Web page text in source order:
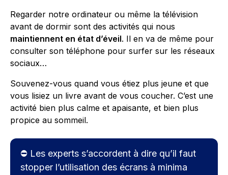
Regarder notre ordinateur ou même la télévision
avant de dormir sont des activités qui nous
maintiennent en état d’éveil. Il en va de même pour
consulter son téléphone pour surfer sur les réseaux
sociaux…
Souvenez-vous quand vous étiez plus jeune et que
vous lisiez un livre avant de vous coucher. C’est une
activité bien plus calme et apaisante, et bien plus
propice au sommeil.
⛔ Les experts s’accordent à dire qu’il faut
stopper l’utilisation des écrans à minima